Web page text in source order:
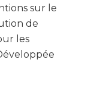
sur le
de
les